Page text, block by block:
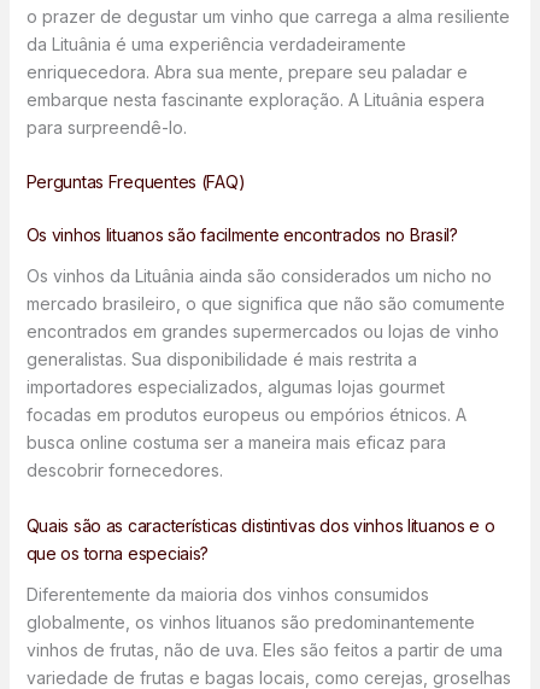
o prazer de degustar um vinho que carrega a alma resiliente
da Lituânia é uma experiência verdadeiramente
enriquecedora. Abra sua mente, prepare seu paladar e
embarque nesta fascinante exploração. A Lituânia espera
para surpreendê-lo.
Perguntas Frequentes (FAQ)
Os vinhos lituanos são facilmente encontrados no Brasil?
Os vinhos da Lituânia ainda são considerados um nicho no
mercado brasileiro, o que significa que não são comumente
encontrados em grandes supermercados ou lojas de vinho
generalistas. Sua disponibilidade é mais restrita a
importadores especializados, algumas lojas gourmet
focadas em produtos europeus ou empórios étnicos. A
busca online costuma ser a maneira mais eficaz para
descobrir fornecedores.
Quais são as características distintivas dos vinhos lituanos e o
que os torna especiais?
Diferentemente da maioria dos vinhos consumidos
globalmente, os vinhos lituanos são predominantemente
vinhos de frutas, não de uva. Eles são feitos a partir de uma
variedade de frutas e bagas locais, como cerejas, groselhas